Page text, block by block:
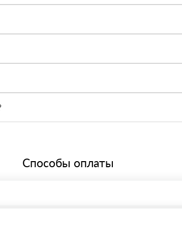
Способы оплаты
системы электронных платежей.